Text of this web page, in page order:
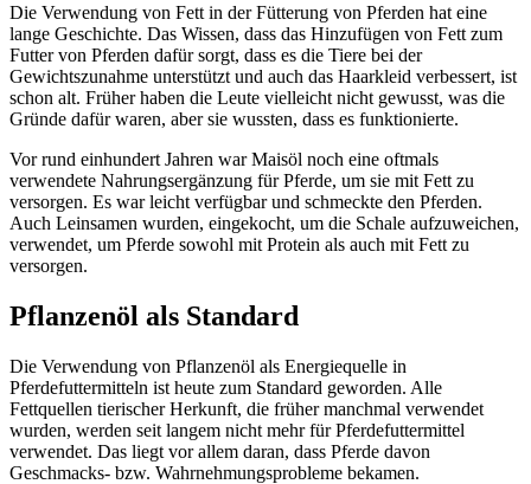
Die Verwendung von Fett in der Fütterung von Pferden hat eine
lange Geschichte. Das Wissen, dass das Hinzufügen von Fett zum
Futter von Pferden dafür sorgt, dass es die Tiere bei der
Gewichtszunahme unterstützt und auch das Haarkleid verbessert, ist
schon alt. Früher haben die Leute vielleicht nicht gewusst, was die
Gründe dafür waren, aber sie wussten, dass es funktionierte.
Vor rund einhundert Jahren war Maisöl noch eine oftmals
verwendete Nahrungsergänzung für Pferde, um sie mit Fett zu
versorgen. Es war leicht verfügbar und schmeckte den Pferden.
Auch Leinsamen wurden, eingekocht, um die Schale aufzuweichen,
verwendet, um Pferde sowohl mit Protein als auch mit Fett zu
versorgen.
Pflanzenöl als Standard
Die Verwendung von Pflanzenöl als Energiequelle in
Pferdefuttermitteln ist heute zum Standard geworden. Alle
Fettquellen tierischer Herkunft, die früher manchmal verwendet
wurden, werden seit langem nicht mehr für Pferdefuttermittel
verwendet. Das liegt vor allem daran, dass Pferde davon
Geschmacks- bzw. Wahrnehmungsprobleme bekamen.